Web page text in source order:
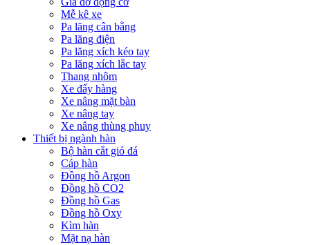
Mễ kê xe
Pa lăng cân bằng
Pa lăng điện
Pa lăng xích kéo tay
Pa lăng xích lắc tay
Thang nhôm
Xe đẩy hàng
Xe nâng mặt bàn
Xe nâng tay
Xe nâng thùng phuy
Thiết bị ngành hàn
Bộ hàn cắt gió đá
Cáp hàn
Đồng hồ Argon
Đồng hồ CO2
Đồng hồ Gas
Đồng hồ Oxy
Kìm hàn
Mặt nạ hàn